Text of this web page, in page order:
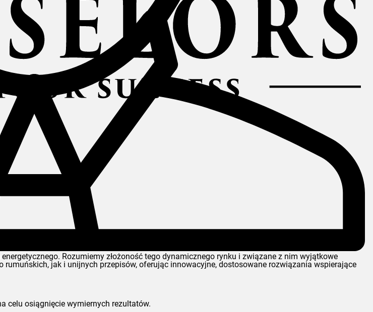
Rozumiemy złożoność tego dynamicznego rynku i związane z nim wyjątkowe
jak i unijnych przepisów, oferując innowacyjne, dostosowane rozwiązania wspierające
celu osiągnięcie wymiernych rezultatów.